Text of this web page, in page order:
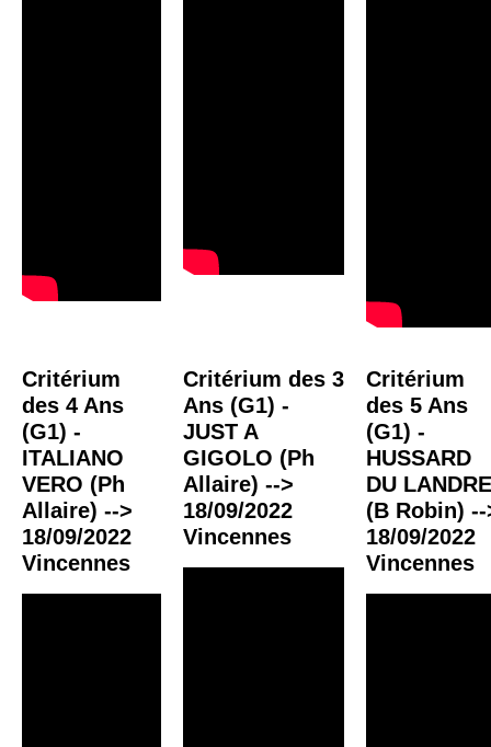
Critérium
des 4 Ans
(G1) -
ITALIANO
VERO (Ph
Allaire) -->
18/09/2022
Vincennes
Critérium des 3
Ans (G1) -
JUST A
GIGOLO (Ph
Allaire) -->
18/09/2022
Vincennes
Critérium
des 5 Ans
(G1) -
HUSSARD
DU
(B Robin) --
18/09/2022
Vincennes